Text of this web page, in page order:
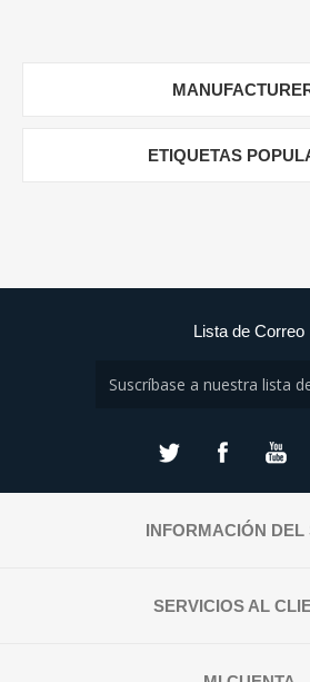
ETIQUETAS
Lista de Correo
INFORMACIÓN DEL
SERVICIOS AL